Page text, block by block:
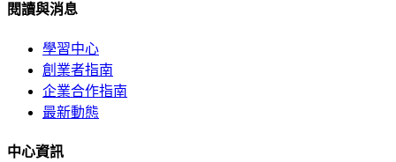
閱讀與消息
學習中心
創業者指南
企業合作指南
最新動態
中心資訊